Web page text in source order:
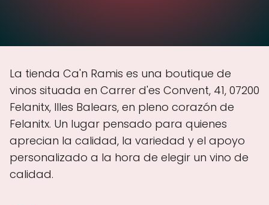
La tienda Ca'n Ramis es una boutique de
vinos situada en Carrer d'es Convent, 41, 07200
Felanitx, Illes Balears, en pleno corazón de
Felanitx. Un lugar pensado para quienes
aprecian la calidad, la variedad y el apoyo
personalizado a la hora de elegir un vino de
calidad.